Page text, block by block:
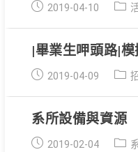
Post
2019-04-10 Post
|畢業生呷頭路|
Post
2019-04-09 Post
系所設備與資源
Post
2019-02-04Post